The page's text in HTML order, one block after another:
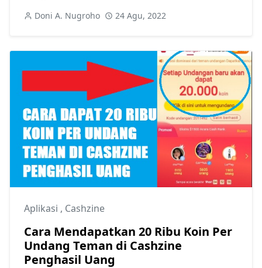
Doni A. Nugroho 24 Agu, 2022
Aplikasi , Cashzine
Cara Mendapatkan 20 Ribu Koin Per
Undang Teman di Cashzine
Penghasil Uang